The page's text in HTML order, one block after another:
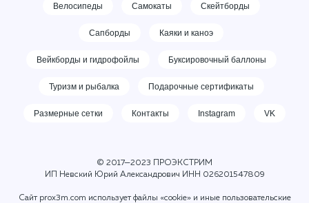
Велосипеды Самокаты Скейтборды
Сапборды Каяки и каноэ
Вейкборды и гидрофойлы Буксировочный баллоны
Туризм и рыбалка Подарочные сертификаты
Размерные сетки Контакты Instagram VK
© 2017—2023 ПРОЭКСТРИМ
ИП Невский Юрий Александрович ИНН 026201547809
Сайт prox3m.com использует файлы «cookie» и иные пользовательские